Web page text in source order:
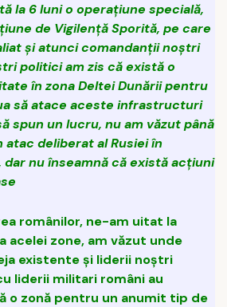
la 6 luni o operațiune specială,
de Vigilență Sporită, pe care
și atunci comandanții noștri
politici am zis că există o
în zona Deltei Dunării pentru
să atace aceste infrastructuri
spun un lucru, nu am văzut până
deliberat al Rusiei în
nu înseamnă că există acțiuni
românilor, ne-am uitat la
acelei zone, am văzut unde
existente și liderii noștri
liderii militari români au
o zonă pentru un anumit tip de